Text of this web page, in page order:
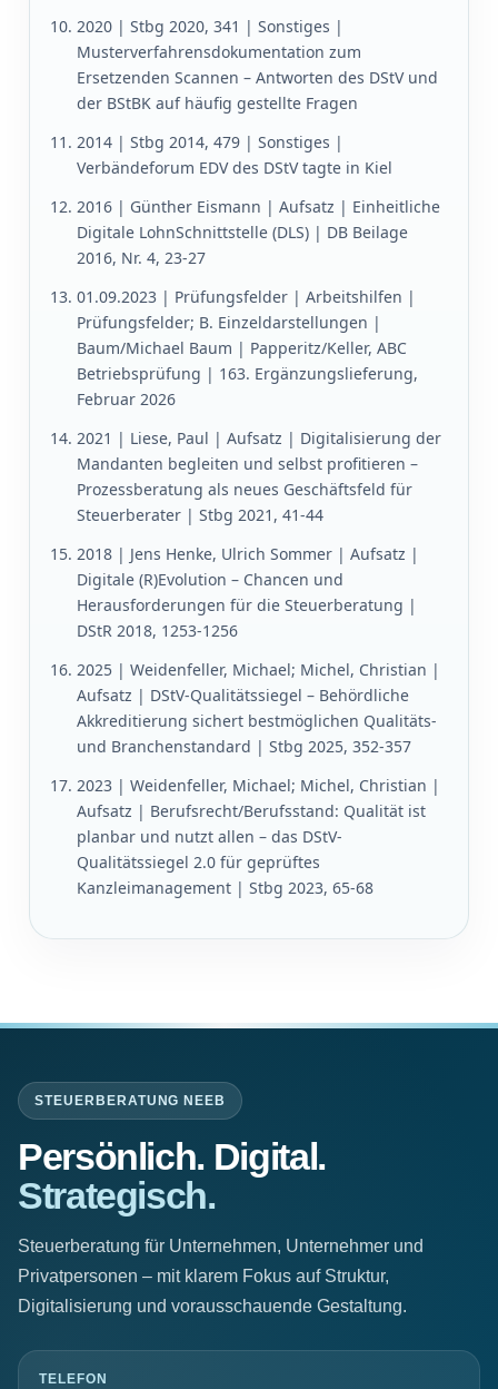
2020 | Stbg 2020, 341 | Sonstiges |
Musterverfahrensdokumentation zum
Ersetzenden Scannen – Antworten des DStV und
der BStBK auf häufig gestellte Fragen
2014 | Stbg 2014, 479 | Sonstiges |
Verbändeforum EDV des DStV tagte in Kiel
2016 | Günther Eismann | Aufsatz | Einheitliche
Digitale LohnSchnittstelle (DLS) | DB Beilage
2016, Nr. 4, 23-27
01.09.2023 | Prüfungsfelder | Arbeitshilfen |
Prüfungsfelder; B. Einzeldarstellungen |
Baum/Michael Baum | Papperitz/Keller, ABC
Betriebsprüfung | 163. Ergänzungslieferung,
Februar 2026
2021 | Liese, Paul | Aufsatz | Digitalisierung der
Mandanten begleiten und selbst profitieren –
Prozessberatung als neues Geschäftsfeld für
Steuerberater | Stbg 2021, 41-44
2018 | Jens Henke, Ulrich Sommer | Aufsatz |
Digitale (R)Evolution – Chancen und
Herausforderungen für die Steuerberatung |
DStR 2018, 1253-1256
2025 | Weidenfeller, Michael; Michel, Christian |
Aufsatz | DStV-Qualitätssiegel – Behördliche
Akkreditierung sichert bestmöglichen Qualitäts-
und Branchenstandard | Stbg 2025, 352-357
2023 | Weidenfeller, Michael; Michel, Christian |
Aufsatz | Berufsrecht/Berufsstand: Qualität ist
planbar und nutzt allen – das DStV-
Qualitätssiegel 2.0 für geprüftes
Kanzleimanagement | Stbg 2023, 65-68
STEUERBERATUNG NEEB
Persönlich. Digital.
Strategisch.
Steuerberatung für Unternehmen, Unternehmer und
Privatpersonen – mit klarem Fokus auf Struktur,
Digitalisierung und vorausschauende Gestaltung.
TELEFON